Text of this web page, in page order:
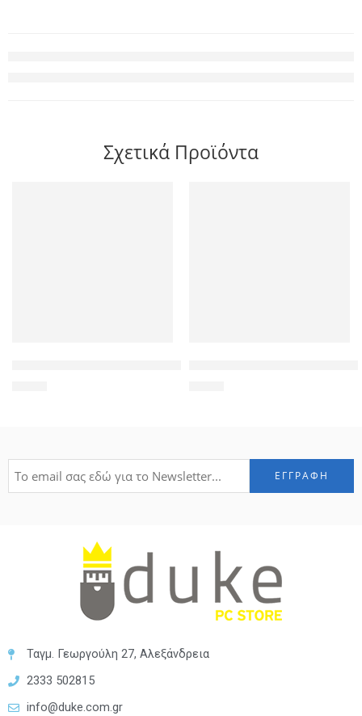
Σχετικά Προϊόντα
Ταγμ. Γεωργούλη 27, Αλεξάνδρεια
2333 502815
info@duke.com.gr